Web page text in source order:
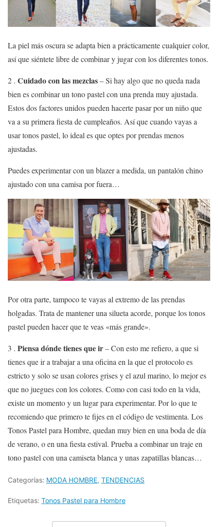
La piel más oscura se adapta bien a prácticamente cualquier color,
así que siéntete libre de combinar y jugar con los diferentes tonos.
2 . Cuidado con las mezclas– Si hay algo que no queda nada
bien es combinar un tono pastel con una prenda muy ajustada.
Estos dos factores unidos pueden hacerte pasar por un niño que
va a su primera fiesta de cumpleaños. Así que cuando vayas a
usar tonos pastel, lo ideal es que optes por prendas menos
ajustadas.
Puedes experimentar con un blazer a medida, un pantalón chino
ajustado con una camisa por fuera…
Por otra parte, tampoco te vayas al extremo de las prendas
holgadas. Trata de mantener una silueta acorde, porque los tonos
pastel pueden hacer que te veas «más grande».
3 . Piensa dónde tienes que ir– Con esto me refiero, a que si
tienes que ir a trabajar a una oficina en la que el protocolo es
estricto y solo se usan colores grises y el azul marino, lo mejor es
que no juegues con los colores. Como con casi todo en la vida,
existe un momento y un lugar para experimentar. Por lo que te
recomiendo que primero te fijes en el código de vestimenta. Los
Tonos Pastel para Hombre, quedan muy bien en una boda de día
de verano, o en una fiesta estival. Prueba a combinar un traje en
tono pastel con una camiseta blanca y unas zapatillas blancas…
Categorías: MODA HOMBRE, TENDENCIAS
Etiquetas: Tonos Pastel para Hombre